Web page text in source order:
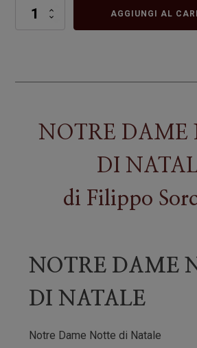
NOTRE
AGGIUNGI AL
NOTRE DAME
DI
di Filippo
NOTRE DAME
DI NATALE
Notre Dame Notte di Natale